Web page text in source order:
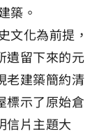
築。
文化為前提，
遺留下來的元
老建築簡約清
標示了原始倉
信片主題大